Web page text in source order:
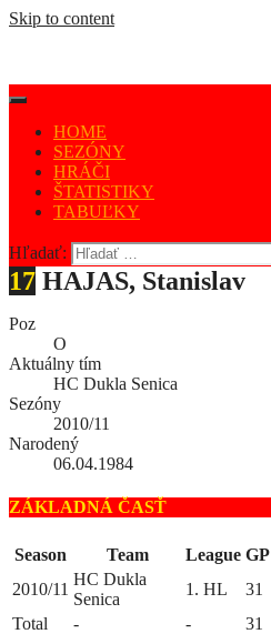
Skip to content
HOME
SEZÓNY
HRÁČI
ŠTATISTIKY
TABUĽKY
Hľadať:
17 HAJAS, Stanislav
Poz
O
Aktuálny tím
HC Dukla Senica
Sezóny
2010/11
Narodený
06.04.1984
ZÁKLADNÁ ČASŤ
Season Team League GP
2010/11
HC Dukla
Senica
1. HL 31
Total
- - 31